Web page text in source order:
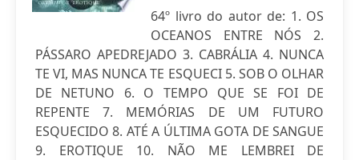
64º livro do autor de: 1. OS
OCEANOS ENTRE NÓS 2.
PÁSSARO APEDREJADO 3. CABRÁLIA 4. NUNCA
TE VI, MAS NUNCA TE ESQUECI 5. SOB O OLHAR
DE NETUNO 6. O TEMPO QUE SE FOI DE
REPENTE 7. MEMÓRIAS DE UM FUTURO
ESQUECIDO 8. ATÉ A ÚLTIMA GOTA DE SANGUE
9. EROTIQUE 10. NÃO ME LEMBREI DE